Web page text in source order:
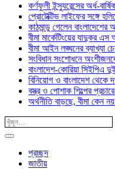
কর্ণফুলী ইন্স্যুরেন্সের অর্ধ-
প্রোটেক্টিভ লাইফের সঙ্গে
কাঠমান্ডু গেলেন বাংলাদেশের
বীমা মার্কেটিংয়ের যাদুকর
বীমা আইন লঙ্ঘনের ব্যাখ্যা
সংবিধান সংশোধনে
বাংলাদেশ-কোরিয়া সিইপিএ
বিনিয়োগ ও বাংলাদেশ থেকে
বস্ত্র ও পোশাক শিল্পের
অর্থনীতি বাড়ছে, বীমা কেন
প্রচ্ছদ
জাতীয়